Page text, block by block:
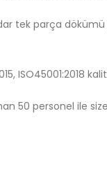
tek parça
ISO45001:2018
50 personel ile